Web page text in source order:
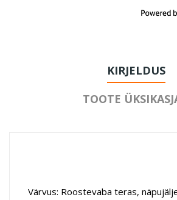
KIRJELDUS
TOOTE
Värvus: Roostevaba teras,